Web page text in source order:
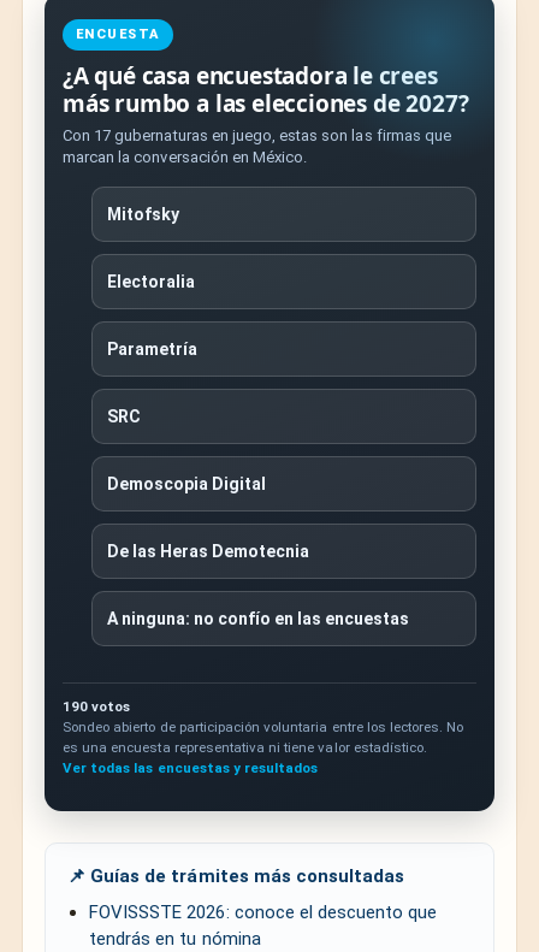
ENCUESTA
¿A qué casa encuestadora le crees
más rumbo a las elecciones de 2027?
Con 17 gubernaturas en juego, estas son las firmas que
marcan la conversación en México.
Mitofsky
Electoralia
Parametría
SRC
Demoscopia Digital
De las Heras Demotecnia
A ninguna: no confío en las encuestas
190 votos
Sondeo abierto de participación voluntaria entre los lectores. No
es una encuesta representativa ni tiene valor estadístico.
Ver todas las encuestas y resultados
📌 Guías de trámites más consultadas
FOVISSSTE 2026: conoce el descuento que
tendrás en tu nómina